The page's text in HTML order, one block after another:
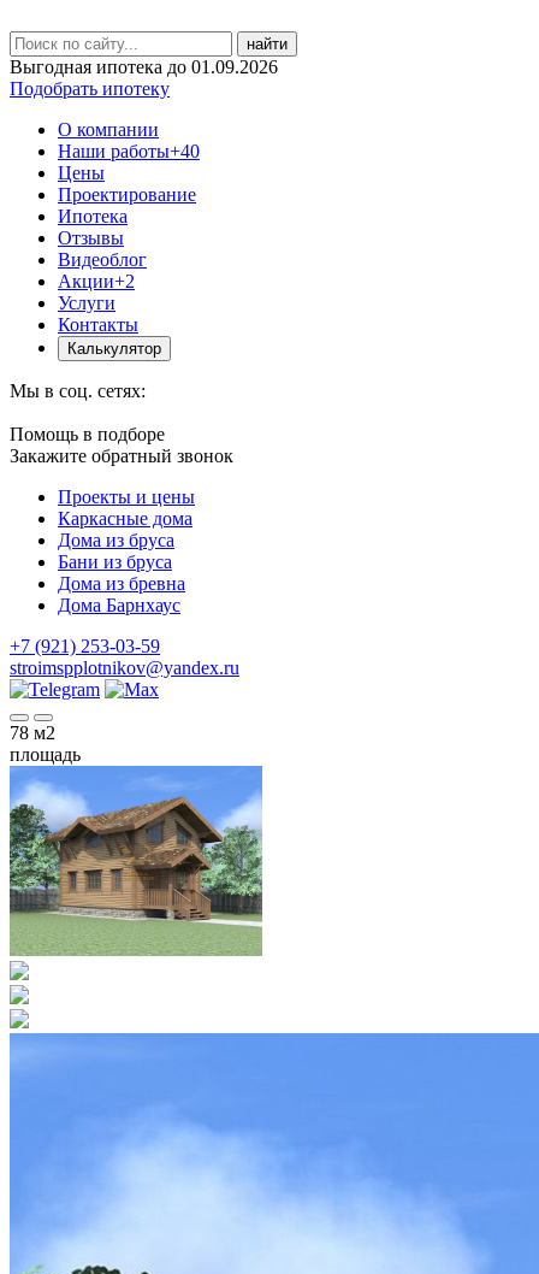
найти
Выгодная ипотека до 01.09.2026
Подобрать ипотеку
О компании
Наши работы+40
Цены
Проектирование
Ипотека
Отзывы
Видеоблог
Акции+2
Услуги
Контакты
Калькулятор
Мы в соц. сетях:
Помощь в подборе
Закажите обратный звонок
Проекты и цены
Каркасные дома
Дома из бруса
Бани из бруса
Дома из бревна
Дома Барнхаус
+7 (921) 253-03-59
stroimspplotnikov@yandex.ru
78 м2
площадь